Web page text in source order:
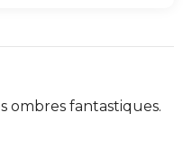
ombres fantastiques.